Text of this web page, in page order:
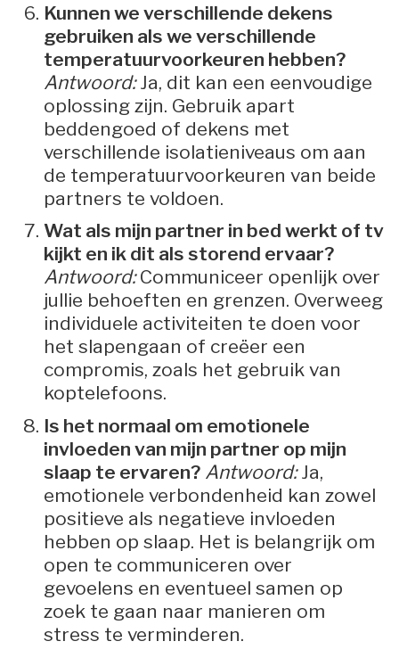
Kunnen we verschillende dekens
gebruiken als we verschillende
temperatuurvoorkeuren hebben?
Antwoord:Ja, dit kan een eenvoudige
oplossing zijn. Gebruik apart
beddengoed of dekens met
verschillende isolatieniveaus om aan
de temperatuurvoorkeuren van beide
partners te voldoen.
Wat als mijn partner in bed werkt of tv
kijkt en ik dit als storend ervaar?
Antwoord:Communiceer openlijk over
jullie behoeften en grenzen. Overweeg
individuele activiteiten te doen voor
het slapengaan of creëer een
compromis, zoals het gebruik van
koptelefoons.
Is het normaal om emotionele
invloeden van mijn partner op mijn
slaap te ervaren? Antwoord:Ja,
emotionele verbondenheid kan zowel
positieve als negatieve invloeden
hebben op slaap. Het is belangrijk om
open te communiceren over
gevoelens en eventueel samen op
zoek te gaan naar manieren om
stress te verminderen.